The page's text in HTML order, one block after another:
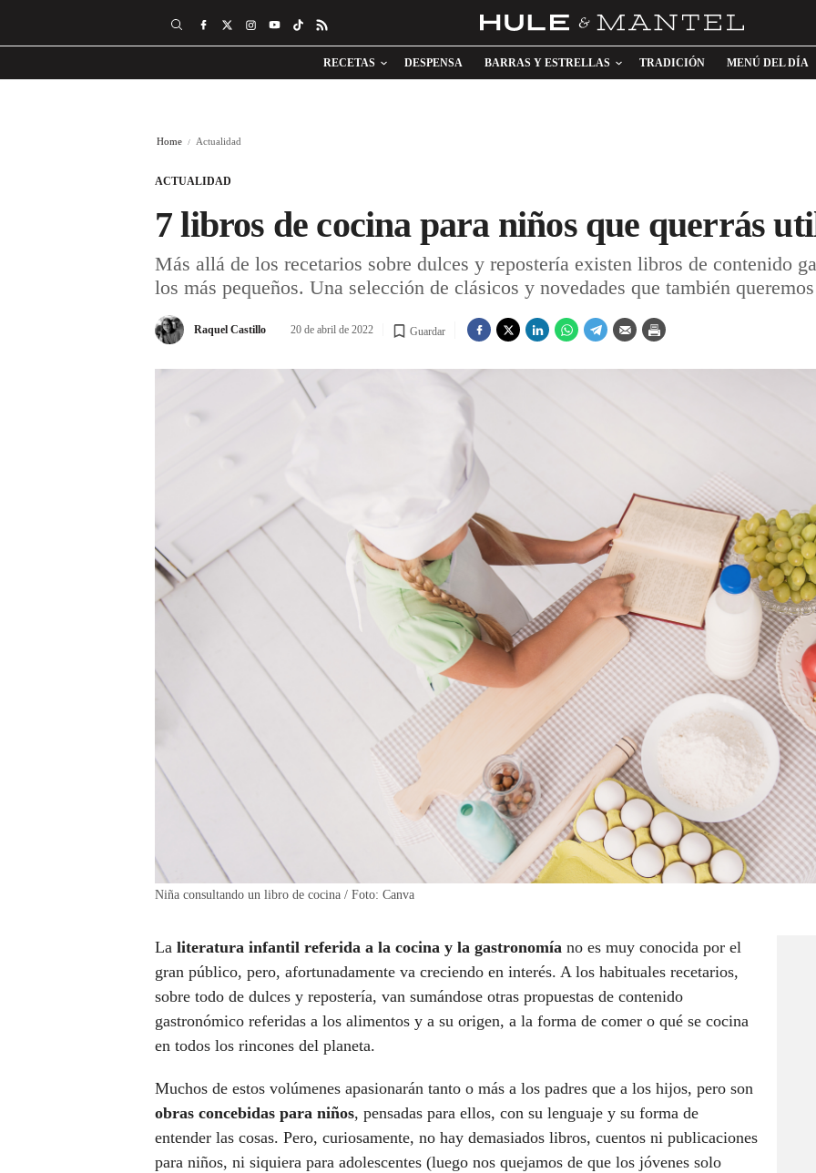
RECETAS DESPENSA BARRAS Y ESTRELLAS TRADICIÓN MENÚ DEL DÍA
Home Actualidad
ACTUALIDAD
7 libros de cocina para niños que querrás
Más allá de los recetarios sobre dulces y repostería existen libros de contenido
los más pequeños. Una selección de clásicos y novedades que también
Raquel Castillo 20 de abril de 2022 Guardar
Niña consultando un libro de cocina / Foto: Canva
La literatura infantil referida a la cocina y la gastronomía no es muy conocida por el
gran público, pero, afortunadamente va creciendo en interés. A los habituales recetarios,
sobre todo de dulces y repostería, van sumándose otras propuestas de contenido
gastronómico referidas a los alimentos y a su origen, a la forma de comer o qué se cocina
en todos los rincones del planeta.
Muchos de estos volúmenes apasionarán tanto o más a los padres que a los hijos, pero son
obras concebidas para niños, pensadas para ellos, con su lenguaje y su forma de
entender las cosas. Pero, curiosamente, no hay demasiados libros, cuentos ni publicaciones
para niños, ni siquiera para adolescentes (luego nos quejamos de que los jóvenes solo